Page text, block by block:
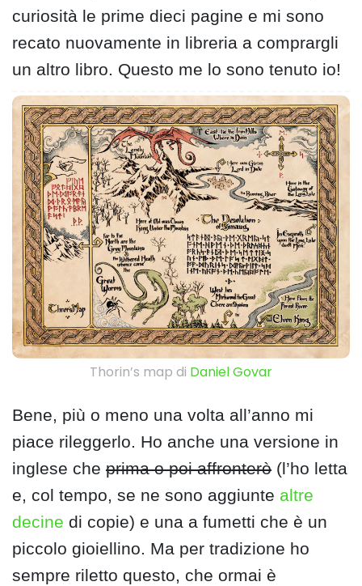
curiosità le prime dieci pagine e mi sono
recato nuovamente in libreria a comprargli
un altro libro. Questo me lo sono tenuto io!
Thorin’s map di Daniel Govar
Bene, più o meno una volta all’anno mi
piace rileggerlo. Ho anche una versione in
inglese che prima o poi affronterò (l’ho letta
e, col tempo, se ne sono aggiunte altre
decine di copie) e una a fumetti che è un
piccolo gioiellino. Ma per tradizione ho
sempre riletto questo, che ormai è